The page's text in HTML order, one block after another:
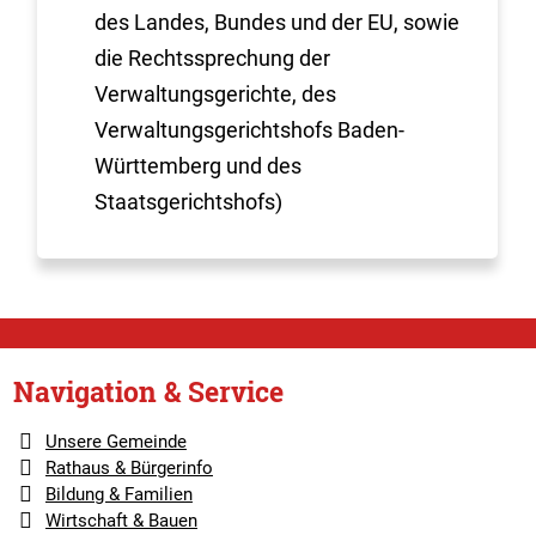
des Landes, Bundes und der EU, sowie
die Rechtssprechung der
Verwaltungsgerichte, des
Verwaltungsgerichtshofs Baden-
Württemberg und des
Staatsgerichtshofs)
Navigation & Service
Unsere Gemeinde
Rathaus & Bürgerinfo
Bildung & Familien
Wirtschaft & Bauen